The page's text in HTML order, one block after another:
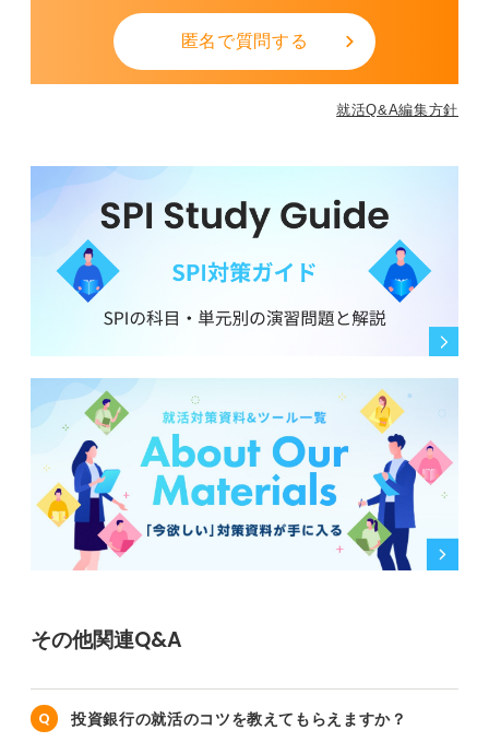
匿名で質問する
就活Q&A編集方針
その他関連Q&A
投資銀行の就活のコツを教えてもらえますか？